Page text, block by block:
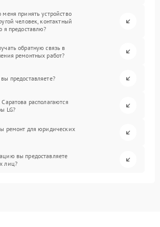
принять устройство
человек, контактный
я предоставлю?
обратную связь в
ремонтных работ?
предоставляете?
располагаются
LG?
ремонт для юридических
вы предоставляете
лиц?